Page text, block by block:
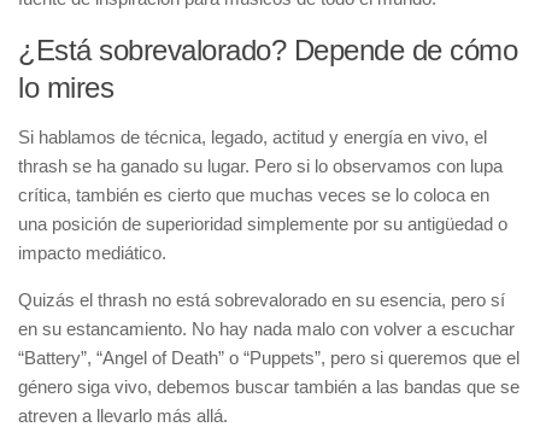
¿Está sobrevalorado? Depende de cómo
lo mires
Si hablamos de técnica, legado, actitud y energía en vivo, el
thrash se ha ganado su lugar. Pero si lo observamos con lupa
crítica, también es cierto que muchas veces se lo coloca en
una posición de superioridad simplemente por su antigüedad o
impacto mediático.
Quizás el thrash no está sobrevalorado en su esencia, pero sí
en su estancamiento. No hay nada malo con volver a escuchar
“Battery”, “Angel of Death” o “Puppets”, pero si queremos que el
género siga vivo, debemos buscar también a las bandas que se
atreven a llevarlo más allá.